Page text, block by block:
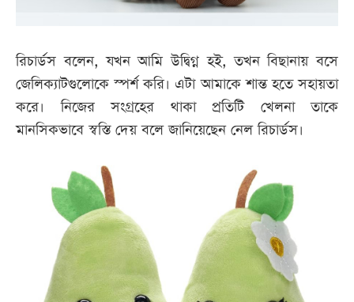
রিচার্ডস বলেন, যখন আমি উদ্বিগ্ন হই, তখন বিছানায় বসে
জেলিক্যাটগুলোকে স্পর্শ করি। এটা আমাকে শান্ত হতে সহায়তা
করে। নিজের সংগ্রহের থাকা প্রতিটি খেলনা তাকে
মানসিকভাবে স্বস্তি দেয় বলে জানিয়েছেন নেল রিচার্ডস।